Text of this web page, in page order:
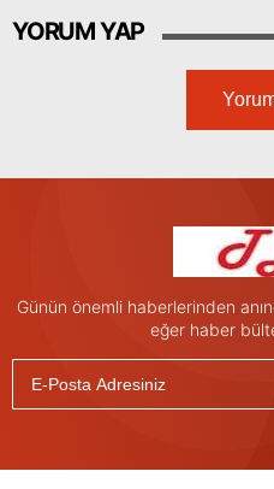
YORUM YAP
Günün önemli haberlerinden
eğer haber